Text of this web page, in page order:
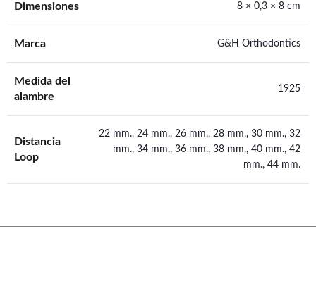
Dimensiones 8 × 0,3 × 8 cm
Marca G&H Orthodontics
Medida del
alambre
1925
Distancia
Loop
22 mm., 24 mm., 26 mm., 28 mm., 30 mm., 32
mm., 34 mm., 36 mm., 38 mm., 40 mm., 42
mm., 44 mm.